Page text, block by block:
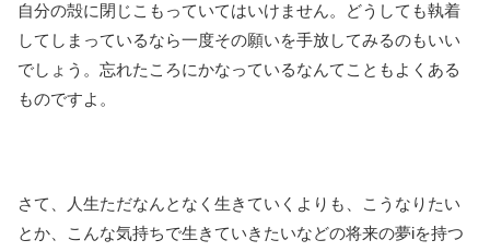
自分の殻に閉じこもっていてはいけません。どうしても執着
してしまっているなら一度その願いを手放してみるのもいい
でしょう。忘れたころにかなっているなんてこともよくある
ものですよ。
さて、人生ただなんとなく生きていくよりも、こうなりたい
とか、こんな気持ちで生きていきたいなどの将来の夢iを持つ